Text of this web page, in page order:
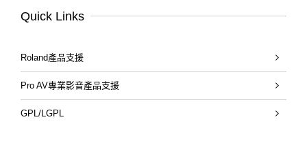
Quick Links
Roland產品支援
Pro AV專業影音產品支援
GPL/LGPL